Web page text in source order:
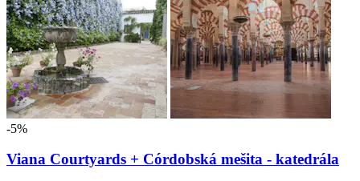
-5%
Viana Courtyards + Córdobská mešita - katedrála